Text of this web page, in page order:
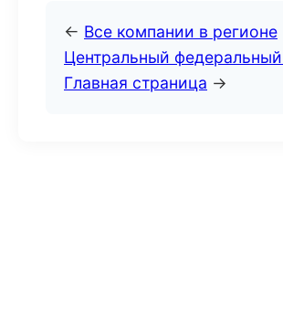
← Все компании в регионе
Центральный
Главная страница →